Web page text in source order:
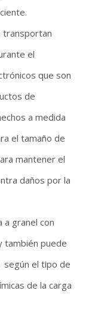
transportan
el
que son
de
a medida
el tamaño de
mantener el
daños por la
a granel con
también puede
el tipo de
de la carga